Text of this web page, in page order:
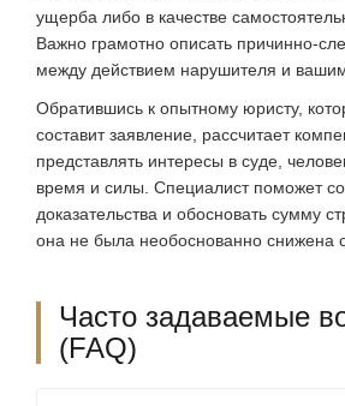
ущерба либо в качестве
Важно грамотно описать причинно-
между действием нарушителя и
Обратившись к опытному юристу,
составит заявление, рассчитает
представлять интересы в суде,
время и силы. Специалист поможет
доказательства и обосновать сумму
она не была необоснованно снижена
Часто задаваемые
(FAQ)